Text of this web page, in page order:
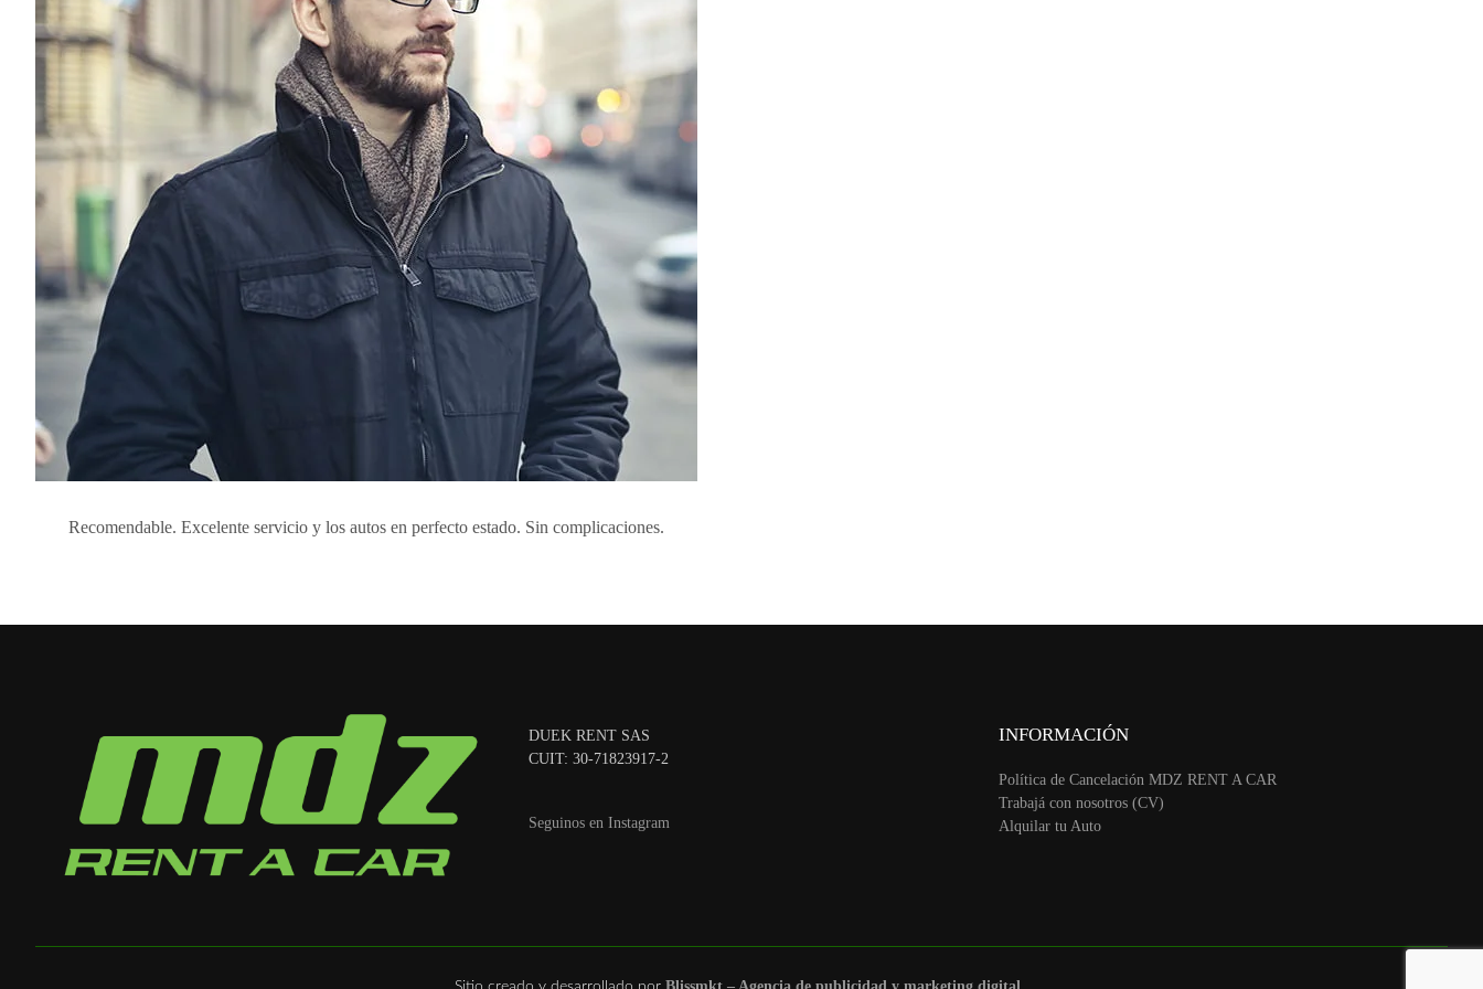
Recomendable. Excelente servicio y los autos en perfecto estado. Sin complicaciones.
DUEK RENT SAS
CUIT: 30-71823917-2
Seguinos en Instagram
INFORMACIÓN
Política de Cancelación MDZ RENT A CAR
Trabajá con nosotros (CV)
Alquilar tu Auto